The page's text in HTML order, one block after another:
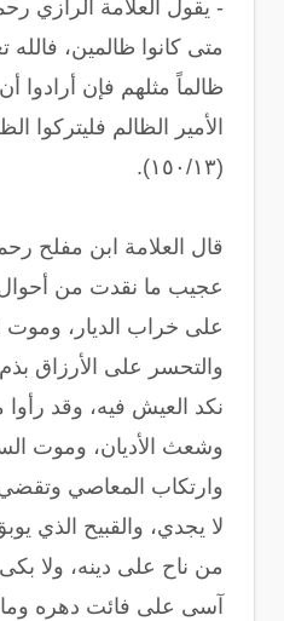
- يقول العلامة الرازي
متى كانوا ظالمين،
ظالماً مثلهم فإن أرادوا
الأمير الظالم فليتركوا
(١٥٠/١٣).
قال العلامة ابن مفلح
عجيب ما نقدت من أحوال
على خراب الديار، وموت
والتحسر على الأرزاق
نكد العيش فيه، وقد رأوا
وشعث الأديان، وموت
وارتكاب المعاصي
لا يجدي، والقبيح الذي
من ناح على دينه، ولا
آسى على فائت دهره وما